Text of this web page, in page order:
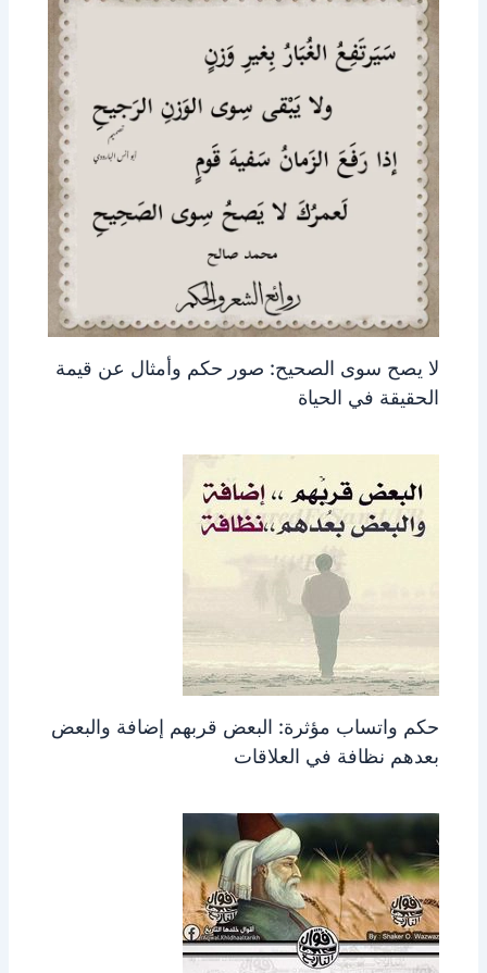
لا يصح سوى الصحيح: صور حكم وأمثال عن قيمة
الحقيقة في الحياة
حكم واتساب مؤثرة: البعض قربهم إضافة والبعض
بعدهم نظافة في العلاقات